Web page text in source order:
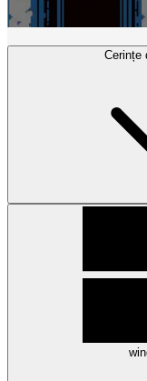
Cerințe